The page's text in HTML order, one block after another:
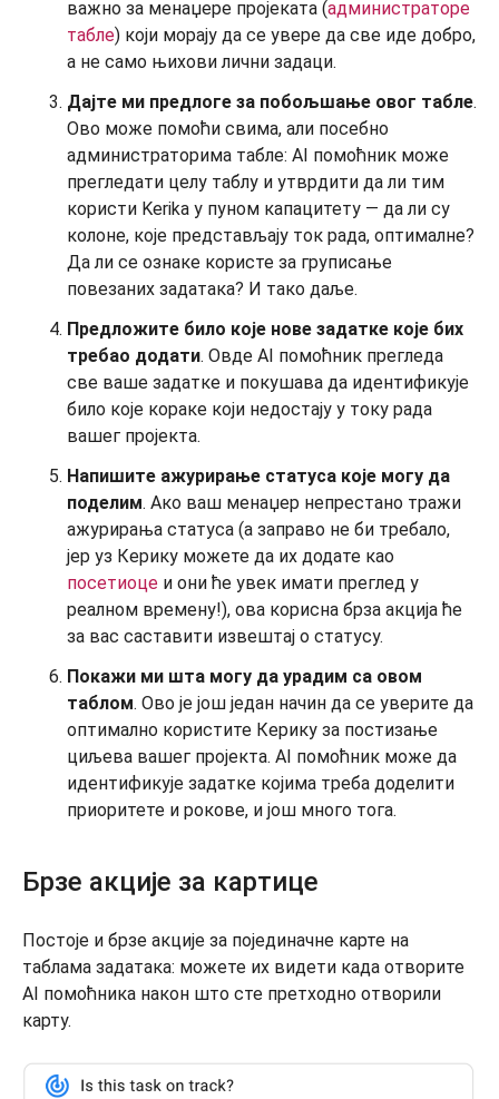
важно за менаџере пројеката (администраторе
табле) који морају да се увере да све иде добро,
а не само њихови лични задаци.
Дајте ми предлоге за побољшање овог табле.
Ово може помоћи свима, али посебно
администраторима табле: AI помоћник може
прегледати целу таблу и утврдити да ли тим
користи Kerika у пуном капацитету — да ли су
колоне, које представљају ток рада, оптималне?
Да ли се ознаке користе за груписање
повезаних задатака? И тако даље.
Предложите било које нове задатке које бих
требао додати. Овде AI помоћник прегледа
све ваше задатке и покушава да идентификује
било које кораке који недостају у току рада
вашег пројекта.
Напишите ажурирање статуса које могу да
поделим. Ако ваш менаџер непрестано тражи
ажурирања статуса (а заправо не би требало,
јер уз Керику можете да их додате као
посетиоце и они ће увек имати преглед у
реалном времену!), ова корисна брза акција ће
за вас саставити извештај о статусу.
Покажи ми шта могу да урадим са овом
таблом. Ово је још један начин да се уверите да
оптимално користите Керику за постизање
циљева вашег пројекта. AI помоћник може да
идентификује задатке којима треба доделити
приоритете и рокове, и још много тога.
Брзе акције за картице
Постоје и брзе акције за појединачне карте на
таблама задатака: можете их видети када отворите
AI помоћника након што сте претходно отворили
карту.